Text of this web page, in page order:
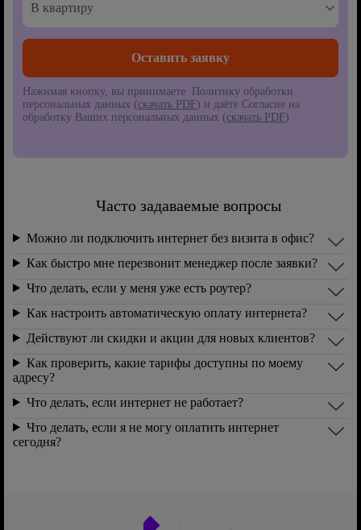
В квартиру
Нажимая кнопку, вы принимаете Политику обработки
персональных данных (скачать PDF) и даёте Согласие на
обработку Ваших персональных данных (скачать PDF)
Часто задаваемые вопросы
Можно ли подключить интернет без визита в офис?
Как быстро мне перезвонит менеджер после заявки?
Что делать, если у меня уже есть роутер?
Как настроить автоматическую оплату интернета?
Действуют ли скидки и акции для новых клиентов?
Как проверить, какие тарифы доступны по моему
адресу?
Что делать, если интернет не работает?
Что делать, если я не могу оплатить интернет
сегодня?